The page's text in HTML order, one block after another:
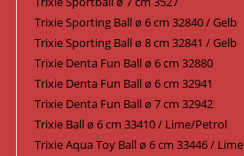
Trixie Sporting Ball ø 6 cm 32840 / Gelb
Trixie Sporting Ball ø 8 cm 32841 / Gelb
Trixie Denta Fun Ball ø 6 cm 32880
Trixie Denta Fun Ball ø 6 cm 32941
Trixie Denta Fun Ball ø 7 cm 32942
Trixie Ball ø 6 cm 33410 / Lime/Petrol
Trixie Aqua Toy Ball ø 6 cm 33446 / Lime